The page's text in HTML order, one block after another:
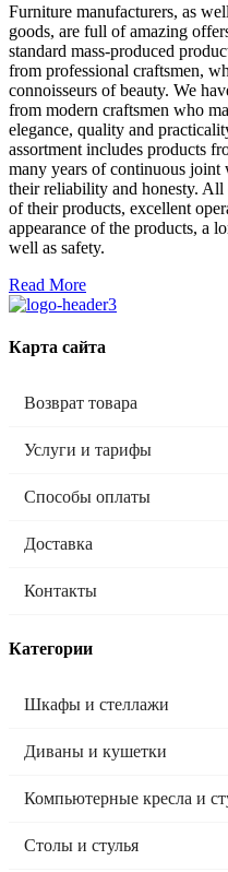
Furniture manufacturers, as
goods, are full of amazing
standard mass-produced
from professional craftsmen,
connoisseurs of beauty. We
from modern craftsmen who
elegance, quality and
assortment includes products
many years of continuous
their reliability and honesty.
of their products, excellent
appearance of the products, a
well as safety.
Read More
Карта сайта
Возврат товара
Услуги и тарифы
Способы оплаты
Доставка
Контакты
Категории
Шкафы и стеллажи
Диваны и кушетки
Компьютерные кресла и
Столы и стулья